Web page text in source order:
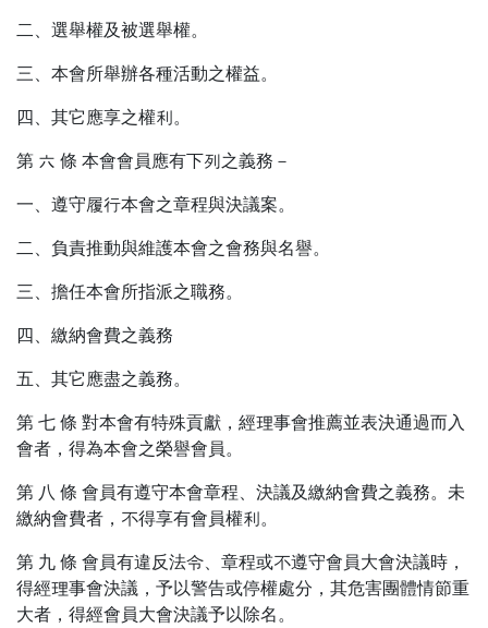
二、選舉權及被選舉權。
三、本會所舉辦各種活動之權益。
四、其它應享之權利。
第 六 條 本會會員應有下列之義務－
一、遵守履行本會之章程與決議案。
二、負責推動與維護本會之會務與名譽。
三、擔任本會所指派之職務。
四、繳納會費之義務
五、其它應盡之義務。
第 七 條 對本會有特殊貢獻，經理事會推薦並表決通過而入
會者，得為本會之榮譽會員。
第 八 條 會員有遵守本會章程、決議及繳納會費之義務。未
繳納會費者，不得享有會員權利。
第 九 條 會員有違反法令、章程或不遵守會員大會決議時，
得經理事會決議，予以警告或停權處分，其危害團體情節重
大者，得經會員大會決議予以除名。